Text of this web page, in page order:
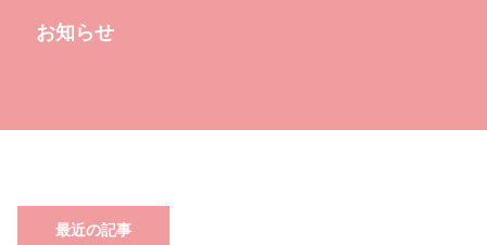
お知らせ
最近の記事